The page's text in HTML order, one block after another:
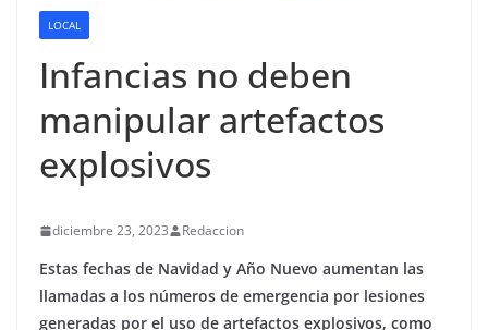
LOCAL
Infancias no deben
manipular artefactos
explosivos
diciembre 23, 2023 Redaccion
Estas fechas de Navidad y Año Nuevo aumentan las
llamadas a los números de emergencia por lesiones
generadas por el uso de artefactos explosivos, como